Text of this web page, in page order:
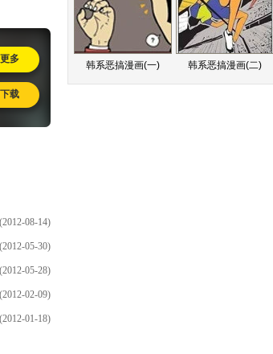
多
载
(2012-08-14)
(2012-05-30)
(2012-05-28)
(2012-02-09)
(2012-01-18)
韩系恶搞漫画(一) 韩系恶搞漫画(二)